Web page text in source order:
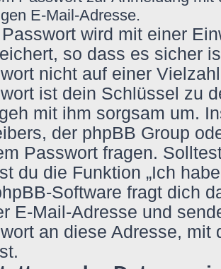
E-Mail-Adresse.
wird mit einer
so dass es sicher
nicht auf einer
ist dein Schlüssel zu
mit ihm sorgsam um.
der phpBB Group
Passwort fragen.
du die Funktion „Ich
Software fragt dich
E-Mail-Adresse und
an diese Adresse, mit